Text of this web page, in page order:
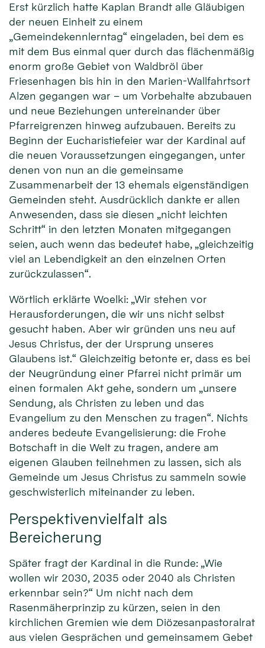
Erst kürzlich hatte Kaplan Brandt alle Gläubigen
der neuen Einheit zu einem
„Gemeindekennlerntag“ eingeladen, bei dem es
mit dem Bus einmal quer durch das flächenmäßig
enorm große Gebiet von Waldbröl über
Friesenhagen bis hin in den Marien-Wallfahrtsort
Alzen gegangen war – um Vorbehalte abzubauen
und neue Beziehungen untereinander über
Pfarreigrenzen hinweg aufzubauen. Bereits zu
Beginn der Eucharistiefeier war der Kardinal auf
die neuen Voraussetzungen eingegangen, unter
denen von nun an die gemeinsame
Zusammenarbeit der 13 ehemals eigenständigen
Gemeinden steht. Ausdrücklich dankte er allen
Anwesenden, dass sie diesen „nicht leichten
Schritt“ in den letzten Monaten mitgegangen
seien, auch wenn das bedeutet habe, „gleichzeitig
viel an Lebendigkeit an den einzelnen Orten
zurückzulassen“.
Wörtlich erklärte Woelki: „Wir stehen vor
Herausforderungen, die wir uns nicht selbst
gesucht haben. Aber wir gründen uns neu auf
Jesus Christus, der der Ursprung unseres
Glaubens ist.“ Gleichzeitig betonte er, dass es bei
der Neugründung einer Pfarrei nicht primär um
einen formalen Akt gehe, sondern um „unsere
Sendung, als Christen zu leben und das
Evangelium zu den Menschen zu tragen“. Nichts
anderes bedeute Evangelisierung: die Frohe
Botschaft in die Welt zu tragen, andere am
eigenen Glauben teilnehmen zu lassen, sich als
Gemeinde um Jesus Christus zu sammeln sowie
geschwisterlich miteinander zu leben.
Perspektivenvielfalt als
Bereicherung
Später fragt der Kardinal in die Runde: „Wie
wollen wir 2030, 2035 oder 2040 als Christen
erkennbar sein?“ Um nicht nach dem
Rasenmäherprinzip zu kürzen, seien in den
kirchlichen Gremien wie dem Diözesanpastoralrat
aus vielen Gesprächen und gemeinsamem Gebet